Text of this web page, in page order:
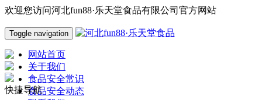
欢迎您访问河北fun88·乐天堂食品有限公司官方网站
Toggle navigation
网站首页
关于我们
食品安全常识
食品安全动态
快捷导航